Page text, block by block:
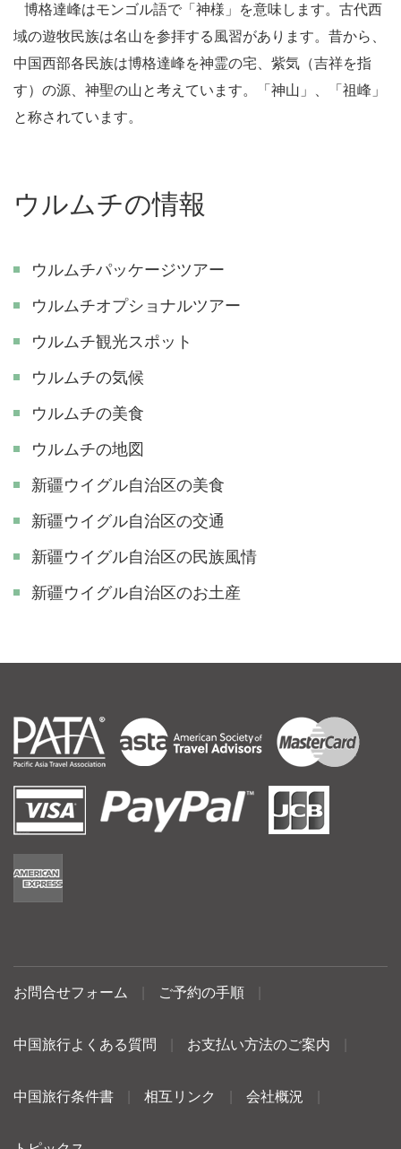
博格達峰はモンゴル語で「神様」を意味します。古代西
域の遊牧民族は名山を参拝する風習があります。昔から、
中国西部各民族は博格達峰を神霊の宅、紫気（吉祥を指
す）の源、神聖の山と考えています。「神山」、「祖峰」
と称されています。
ウルムチの情報
ウルムチパッケージツアー
ウルムチオプショナルツアー
ウルムチ観光スポット
ウルムチの気候
ウルムチの美食
ウルムチの地図
新疆ウイグル自治区の美食
新疆ウイグル自治区の交通
新疆ウイグル自治区の民族風情
新疆ウイグル自治区のお土産
お問合せフォーム ご予約の手順
中国旅行よくある質問 お支払い方法のご案内
中国旅行条件書 相互リンク 会社概況